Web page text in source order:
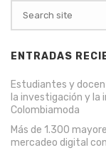
ENTRADAS
Estudiantes y
la investigación y la
Colombiamoda
Más de 1.300
mercadeo digital